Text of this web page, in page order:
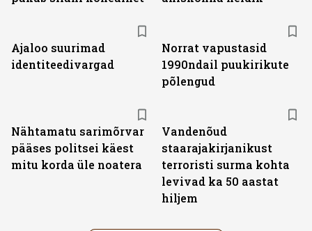
Ajaloo suurimad
identiteedivargad
Norrat vapustasid
1990ndail puukirikute
põlengud
Nähtamatu sarimõrvar
pääses politsei käest
mitu korda üle noatera
Vandenõud
staarajakirjanikust
terroristi surma kohta
levivad ka 50 aastat
hiljem